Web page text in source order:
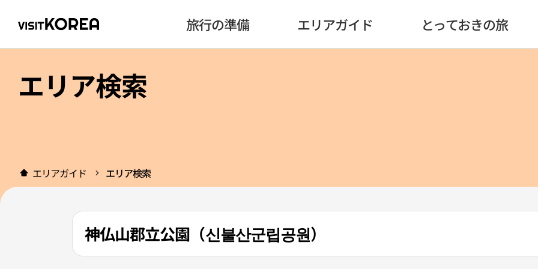
旅行の準備 エリアガイド とっておきの旅
エリア検索
エリアガイド エリア検索
神仏山郡立公園（신불산군립공원）